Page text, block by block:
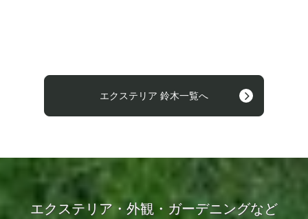
エクステリア 鈴木一覧へ
エクステリア・外観・ガーデニングなど